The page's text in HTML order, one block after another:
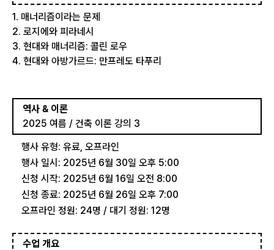
1. 매너리즘이라는 문제
2. 로지에와 피라네시
3. 현대와 매너리즘: 콜린 로우
4. 현대와 아방가르드: 만프레도 타푸리
역사 & 이론
2025 여름 / 건축 이론 강의 3
행사 유형: 유료, 오프라인
행사 일시: 2025년 6월 30일 오후 5:00
신청 시작: 2025년 6월 16일 오전 8:00
신청 종료: 2025년 6월 26일 오후 7:00
오프라인 정원: 24명 / 대기 정원: 12명
수업 개요